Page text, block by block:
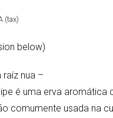
(tax)
below)
raíz nua –
é uma erva aromática
comumente usada na